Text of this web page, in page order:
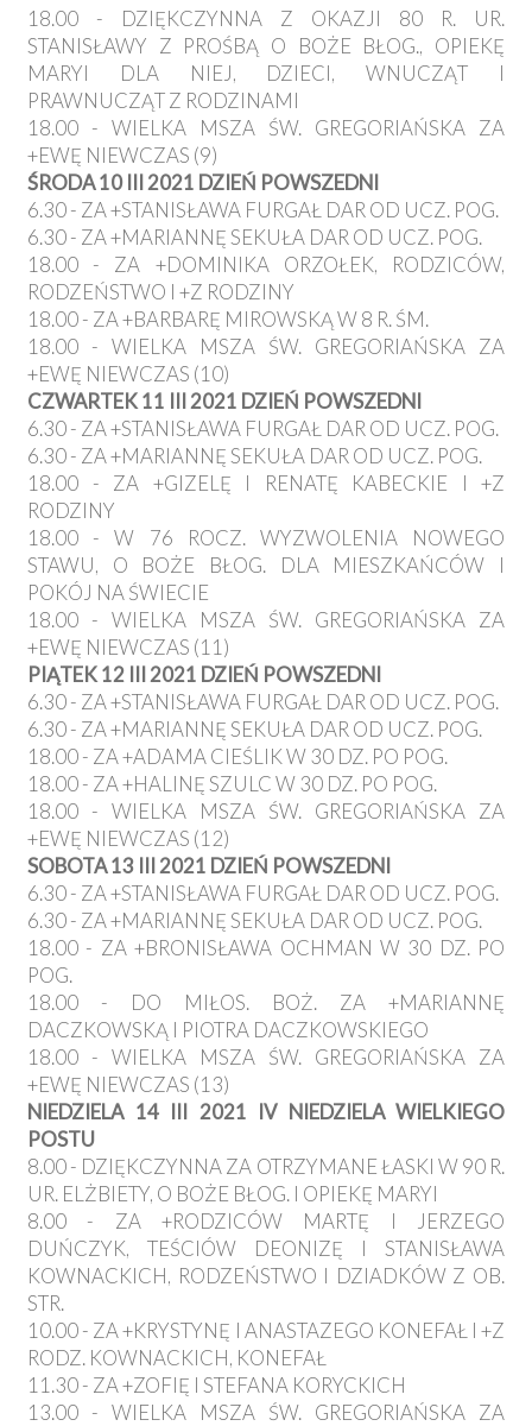
18.00 - DZIĘKCZYNNA Z OKAZJI 80 R. UR.
STANISŁAWY Z PROŚBĄ O BOŻE BŁOG., OPIEKĘ
MARYI DLA NIEJ, DZIECI, WNUCZĄT I
PRAWNUCZĄT Z RODZINAMI
18.00 - WIELKA MSZA ŚW. GREGORIAŃSKA ZA
+EWĘ NIEWCZAS (9)
ŚRODA 10 III 2021 DZIEŃ POWSZEDNI
6.30 - ZA +STANISŁAWA FURGAŁ DAR OD UCZ. POG.
6.30 - ZA +MARIANNĘ SEKUŁA DAR OD UCZ. POG.
18.00 - ZA +DOMINIKA ORZOŁEK, RODZICÓW,
RODZEŃSTWO I +Z RODZINY
18.00 - ZA +BARBARĘ MIROWSKĄ W 8 R. ŚM.
18.00 - WIELKA MSZA ŚW. GREGORIAŃSKA ZA
+EWĘ NIEWCZAS (10)
CZWARTEK 11 III 2021 DZIEŃ POWSZEDNI
6.30 - ZA +STANISŁAWA FURGAŁ DAR OD UCZ. POG.
6.30 - ZA +MARIANNĘ SEKUŁA DAR OD UCZ. POG.
18.00 - ZA +GIZELĘ I RENATĘ KABECKIE I +Z
RODZINY
18.00 - W 76 ROCZ. WYZWOLENIA NOWEGO
STAWU, O BOŻE BŁOG. DLA MIESZKAŃCÓW I
POKÓJ NA ŚWIECIE
18.00 - WIELKA MSZA ŚW. GREGORIAŃSKA ZA
+EWĘ NIEWCZAS (11)
PIĄTEK 12 III 2021 DZIEŃ POWSZEDNI
6.30 - ZA +STANISŁAWA FURGAŁ DAR OD UCZ. POG.
6.30 - ZA +MARIANNĘ SEKUŁA DAR OD UCZ. POG.
18.00 - ZA +ADAMA CIEŚLIK W 30 DZ. PO POG.
18.00 - ZA +HALINĘ SZULC W 30 DZ. PO POG.
18.00 - WIELKA MSZA ŚW. GREGORIAŃSKA ZA
+EWĘ NIEWCZAS (12)
SOBOTA 13 III 2021 DZIEŃ POWSZEDNI
6.30 - ZA +STANISŁAWA FURGAŁ DAR OD UCZ. POG.
6.30 - ZA +MARIANNĘ SEKUŁA DAR OD UCZ. POG.
18.00 - ZA +BRONISŁAWA OCHMAN W 30 DZ. PO
POG.
18.00 - DO MIŁOS. BOŻ. ZA +MARIANNĘ
DACZKOWSKĄ I PIOTRA DACZKOWSKIEGO
18.00 - WIELKA MSZA ŚW. GREGORIAŃSKA ZA
+EWĘ NIEWCZAS (13)
NIEDZIELA 14 III 2021 IV NIEDZIELA WIELKIEGO
POSTU
8.00 - DZIĘKCZYNNA ZA OTRZYMANE ŁASKI W 90 R.
UR. ELŻBIETY, O BOŻE BŁOG. I OPIEKĘ MARYI
8.00 - ZA +RODZICÓW MARTĘ I JERZEGO
DUŃCZYK, TEŚCIÓW DEONIZĘ I STANISŁAWA
KOWNACKICH, RODZEŃSTWO I DZIADKÓW Z OB.
STR.
10.00 - ZA +KRYSTYNĘ I ANASTAZEGO KONEFAŁ I +Z
RODZ. KOWNACKICH, KONEFAŁ
11.30 - ZA +ZOFIĘ I STEFANA KORYCKICH
13.00 - WIELKA MSZA ŚW. GREGORIAŃSKA ZA